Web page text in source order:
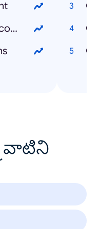
Cómo hacer emoticones
వాటిని